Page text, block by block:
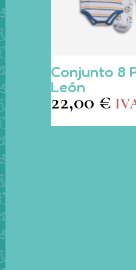
producto
tiene
múltiples
variantes.
Conjunto 8
León
22,00 €